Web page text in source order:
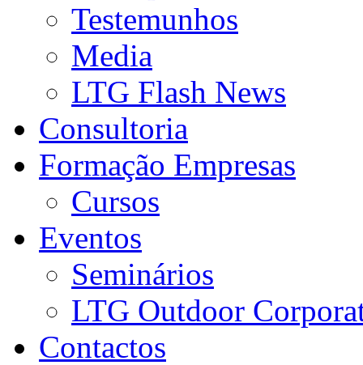
Testemunhos
Media
LTG Flash News
Consultoria
Formação Empresas
Cursos
Eventos
Seminários
LTG Outdoor
Contactos